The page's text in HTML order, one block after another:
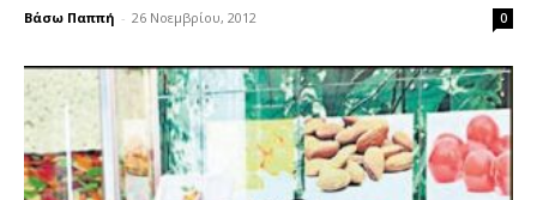
Βάσω Παππή - 26 Νοεμβρίου, 2012 0